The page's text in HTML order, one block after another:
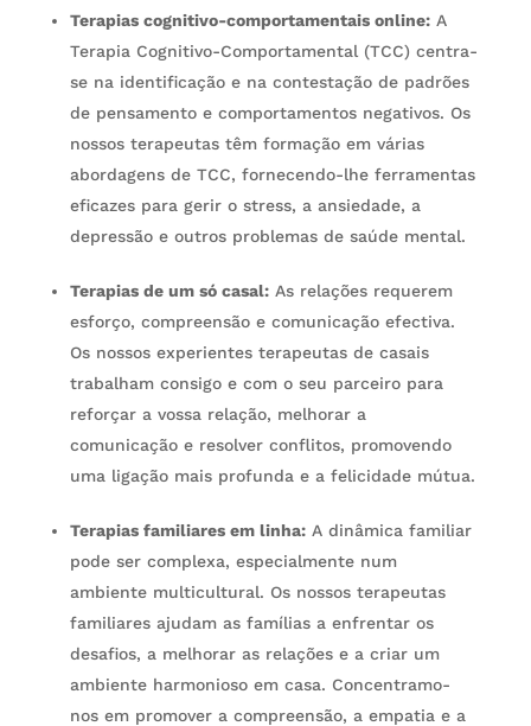
Terapias cognitivo-comportamentais online:A
Terapia Cognitivo-Comportamental (TCC) centra-
se na identificação e na contestação de padrões
de pensamento e comportamentos negativos. Os
nossos terapeutas têm formação em várias
abordagens de TCC, fornecendo-lhe ferramentas
eficazes para gerir o stress, a ansiedade, a
depressão e outros problemas de saúde mental.
Terapias de um só casal:As relações requerem
esforço, compreensão e comunicação efectiva.
Os nossos experientes terapeutas de casais
trabalham consigo e com o seu parceiro para
reforçar a vossa relação, melhorar a
comunicação e resolver conflitos, promovendo
uma ligação mais profunda e a felicidade mútua.
Terapias familiares em linha:A dinâmica familiar
pode ser complexa, especialmente num
ambiente multicultural. Os nossos terapeutas
familiares ajudam as famílias a enfrentar os
desafios, a melhorar as relações e a criar um
ambiente harmonioso em casa. Concentramo-
nos em promover a compreensão, a empatia e a